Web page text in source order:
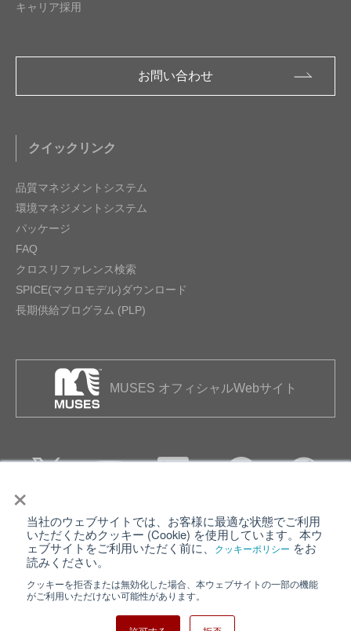
×
当社のウェブサイトでは、お客様に最適な状態でご利用
いただくためクッキー (Cookie) を使用しています。本ウ
ェブサイトをご利用いただく前に、
クッキーポリシー をお
読みください。
クッキーを拒否または無効化した場合、本ウェブサイトの一部の機能
がご利用いただけない可能性があります。
キャリア採用
お問い合わせ
クイックリンク
品質マネジメントシステム
環境マネジメントシステム
パッケージ
FAQ
クロスリファレンス検索
SPICE(マクロモデル)ダウンロード
長期供給プログラム (PLP)
MUSES オフィシャルWebサイト
個人情報保護について ウェブサイト利用規約
クッキーポリシー
日清紡ホールディングス